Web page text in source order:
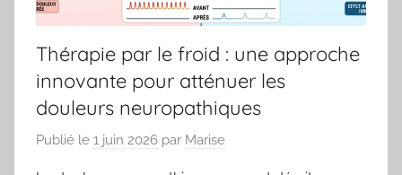
Thérapie par le froid : une approche
innovante pour atténuer les
douleurs neuropathiques
Publié le 1 juin 2026 par Marise